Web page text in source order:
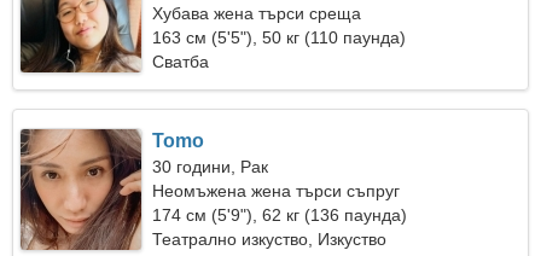
Хубава жена търси среща
163 см (5'5"), 50 кг (110 паунда)
Сватба
Tomo
30 години, Рак
Неомъжена жена търси съпруг
174 см (5'9"), 62 кг (136 паунда)
Театрално изкуство, Изкуство